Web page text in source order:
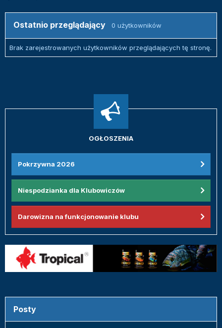
Ostatnio przeglądający 0 użytkowników
Brak zarejestrowanych użytkowników przeglądających tę stronę.
OGŁOSZENIA
Pokrzywna 2026
Niespodzianka dla Klubowiczów
Darowizna na funkcjonowanie klubu
Posty